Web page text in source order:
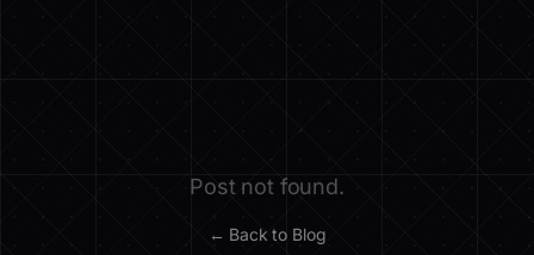
Post not found.
← Back to Blog